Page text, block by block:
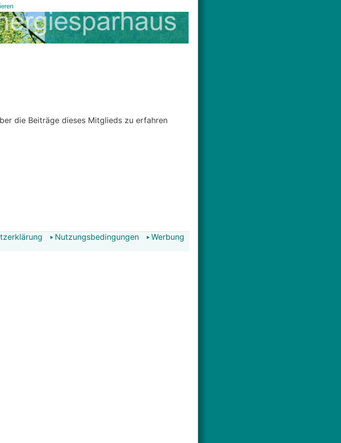
die Beiträge dieses Mitglieds zu erfahren
Nutzungsbedingungen Werbung